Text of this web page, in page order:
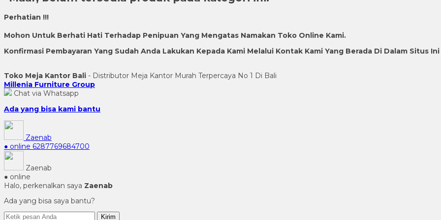
Perhatian !!!
Mohon Untuk Berhati Hati Terhadap Penipuan Yang Mengatas Namakan Toko Online Kami.
Konfirmasi Pembayaran Yang Sudah Anda Lakukan Kepada Kami Melalui Kontak Kami Yang Berada Di Dalam Situs Ini
Toko Meja Kantor Bali - Distributor Meja Kantor Murah Terpercaya No 1 Di Bali
Millenia Furniture Group
Chat via Whatsapp
Ada yang bisa kami bantu
Zaenab
● online 6287769684700
Zaenab
● online
Halo, perkenalkan saya Zaenab
Ada yang bisa saya bantu?
Kirim